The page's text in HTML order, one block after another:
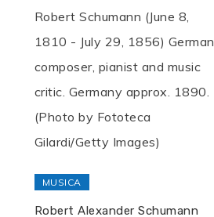
Robert Schumann (June 8,
1810 - July 29, 1856) German
composer, pianist and music
critic. Germany approx. 1890.
(Photo by Fototeca
Gilardi/Getty Images)
MUSICA
Robert Alexander Schumann